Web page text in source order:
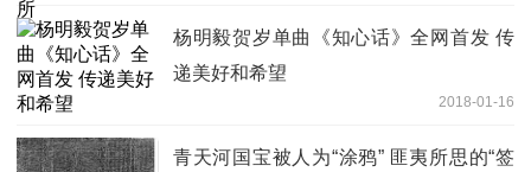
杨明毅贺岁单曲《知心话》全网首发 传
递美好和希望
2018-01-16
青天河国宝被人为“涂鸦” 匪夷所思的“签